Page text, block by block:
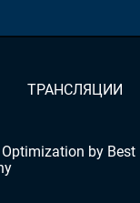
ТРАНСЛЯЦИИ
by Best